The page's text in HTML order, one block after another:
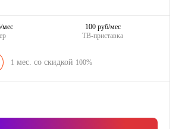
мес
ТВ-приставка
100 руб/мес
1 мес. со скидкой 100%